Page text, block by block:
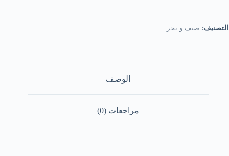
التصنيف: صيف و بحر
الوصف
مراجعات (0)